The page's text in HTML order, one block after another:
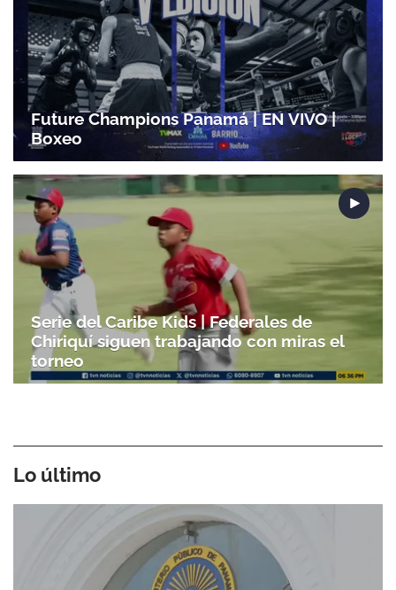
Future Champions Panamá | EN VIVO |
Boxeo
Serie del Caribe Kids | Federales de
Chiriquí siguen trabajando con miras el
torneo
Lo último